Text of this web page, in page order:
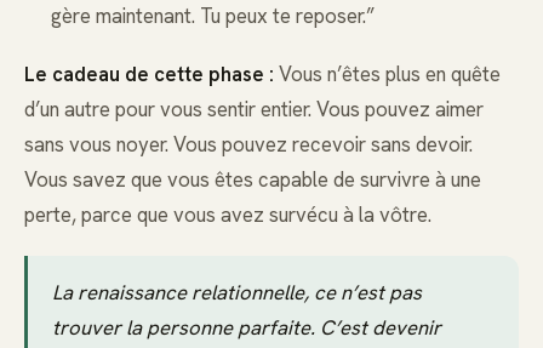
gère maintenant. Tu peux te reposer.”
Le cadeau de cette phase : Vous n’êtes plus en quête
d’un autre pour vous sentir entier. Vous pouvez aimer
sans vous noyer. Vous pouvez recevoir sans devoir.
Vous savez que vous êtes capable de survivre à une
perte, parce que vous avez survécu à la vôtre.
La renaissance relationnelle, ce n’est pas
trouver la personne parfaite. C’est devenir